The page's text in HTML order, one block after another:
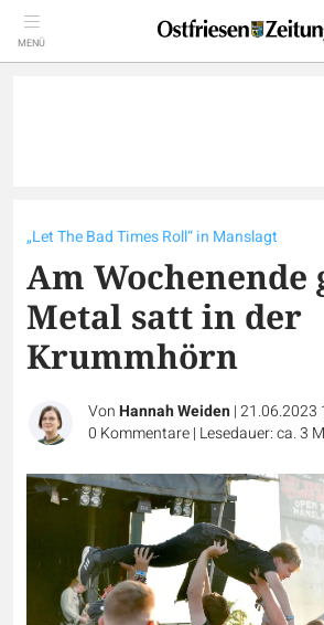
MENÜ
„Let The Bad Times Roll“ in Manslagt
Am Wochenende
Metal satt in der
Krummhörn
VonHannah Weiden|21.06.2023
0 Kommentare| Lesedauer: ca. 3